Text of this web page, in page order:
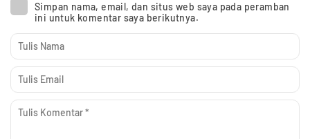
Simpan nama, email, dan situs web saya pada peramban
ini untuk komentar saya berikutnya.